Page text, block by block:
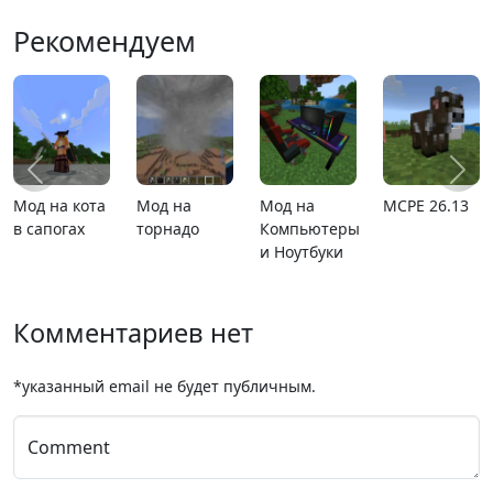
Рекомендуем
Карта
расширяющийся
MCPE 26.1 Карта ада
MCPE
Комментариев нет
*указанный email не будет публичным.
Comment